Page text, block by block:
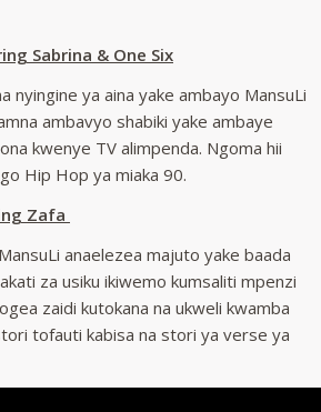
Sabrina & One Six
nyingine ya aina yake ambayo MansuLi
ambavyo shabiki yake ambaye
kwenye TV alimpenda. Ngoma hii
Hip Hop ya miaka 90.
Zafa
anaelezea majuto yake baada
za usiku ikiwemo kumsaliti mpenzi
zaidi kutokana na ukweli kwamba
tofauti kabisa na stori ya verse ya